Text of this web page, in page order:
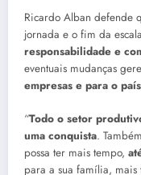
Ricardo Alban defende
jornada e o fim da
responsabilidade e
eventuais mudanças
empresas e para o país
“Todo o setor
uma conquista.
possa ter mais tempo,
para a sua família,